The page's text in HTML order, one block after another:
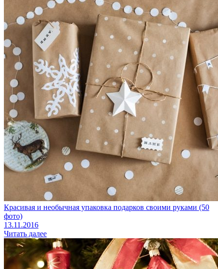
Красивая и необычная упаковка подарков своими руками (50
фото)
13.11.2016
Читать далее